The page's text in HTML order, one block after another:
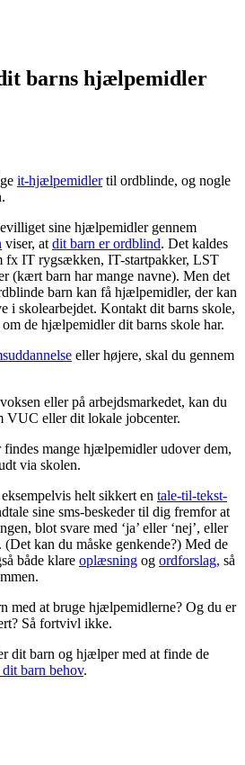
barns hjælpemidler
it-hjælpemidlertil ordblinde, og nogle
sine hjælpemidler gennem
viser, at dit barn er ordblind. Det kaldes
fx IT rygsækken, IT-startpakker, LST
(kært barn har mange navne). Men det
barn kan få hjælpemidler, der kan
i skolearbejdet. Kontakt dit barns skole,
de hjælpemidler dit barns skole har.
eller højere, skal du gennem
eller på arbejdsmarkedet, kan du
VUC eller dit lokale jobcenter.
mange hjælpemidler udover dem,
via skolen.
helt sikkert en tale-til-tekst-
sine sms-beskeder til dig fremfor at
blot svare med ‘ja’ eller ‘nej’, eller
(Det kan du måske genkende?) Med de
både klare oplæsning og ordforslag, så
med at bruge hjælpemidlerne? Og du er
Så fortvivl ikke.
dit barn og hjælper med at finde de
barn behov.